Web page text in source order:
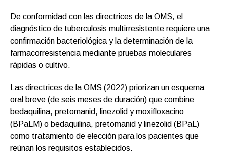
De conformidad con las directrices de la OMS, el
diagnóstico de tuberculosis multirresistente requiere una
confirmación bacteriológica y la determinación de la
farmacorresistencia mediante pruebas moleculares
rápidas o cultivo.
Las directrices de la OMS (2022) priorizan un esquema
oral breve (de seis meses de duración) que combine
bedaquilina, pretomanid, linezolid y moxifloxacino
(BPaLM) o bedaquilina, pretomanid y linezolid (BPaL)
como tratamiento de elección para los pacientes que
reúnan los requisitos establecidos.